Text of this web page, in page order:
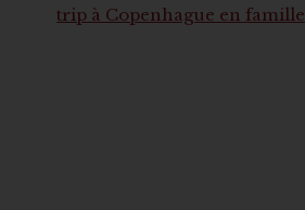
trip à Copenhague en famille